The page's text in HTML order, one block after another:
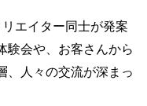
エイター同士が発案
験会や、お客さんから
、人々の交流が深まっ